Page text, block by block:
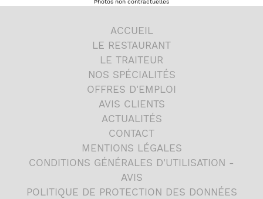
Photos non contractuelles
ACCUEIL
LE RESTAURANT
LE TRAITEUR
NOS SPÉCIALITÉS
OFFRES D'EMPLOI
AVIS CLIENTS
ACTUALITÉS
CONTACT
MENTIONS LÉGALES
CONDITIONS GÉNÉRALES D'UTILISATION -
AVIS
POLITIQUE DE PROTECTION DES DONNÉES